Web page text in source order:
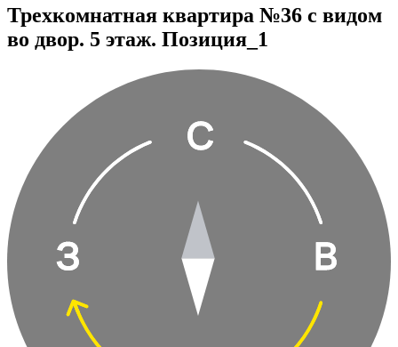
Трехкомнатная квартира №36 с видом
во двор. 5 этаж. Позиция_1